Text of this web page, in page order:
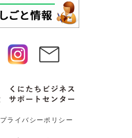
プライバシーポリシー